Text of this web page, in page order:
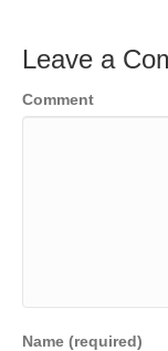
Leave a
Comment
Name (required)